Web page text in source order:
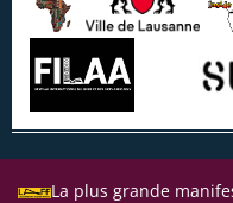
La plus grande